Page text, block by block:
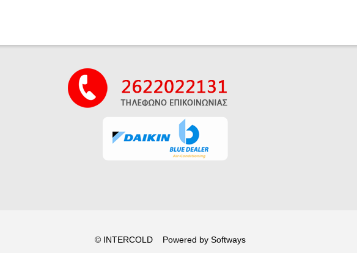
© INTERCOLD Powered by Softways